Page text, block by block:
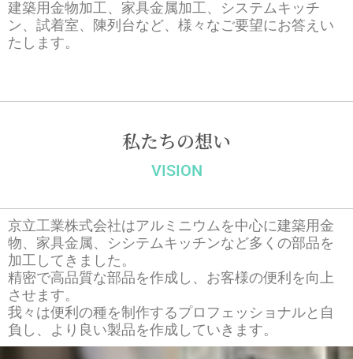
建築用金物加工、家具金属加工、システムキッチ
ン、試着室、陳列台など、様々なご要望にお答えい
たします。
私たちの想い
VISION
京立工業株式会社はアルミニウムを中心に建築用金
物、家具金属、シシテムキッチンなど多くの部品を
加工してきました。
精密で高品質な部品を作成し、お客様の便利を向上
させます。
我々は便利の種を制作するプロフェッショナルと自
負し、より良い製品を作成していきます。